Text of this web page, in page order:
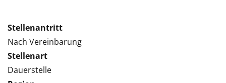
Stellenantritt
Nach Vereinbarung
Stellenart
Dauerstelle